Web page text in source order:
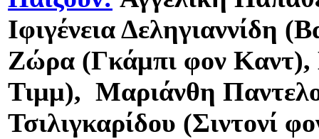
Ιφιγένεια Δεληγιαννίδη
Ζώρα (Γκάμπι φον Καντ),
Τιμμ), Μαριάνθη
Τσιλιγκαρίδου (Σιντονί